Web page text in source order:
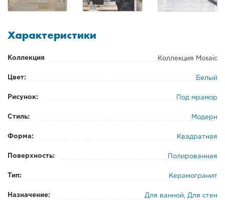
Характеристики
Коллекция Коллекция Mosaic
Цвет: Белый
Рисунок: Под мрамор
Стиль: Модерн
Форма: Квадратная
Поверхность: Полированная
Тип: Керамогранит
Назначение: Для ванной Для стен